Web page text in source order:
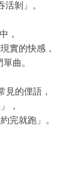
剝」。
，
實的快感，
曲。
的俚語，
，
完就跑」。